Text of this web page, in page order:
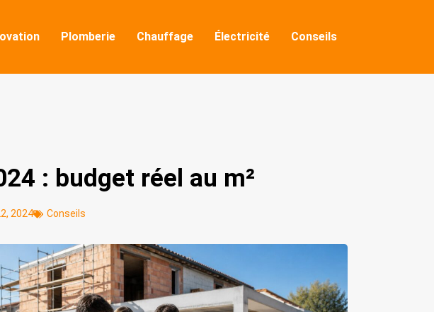
Plomberie Chauffage Électricité Conseils
: budget réel au m²
2024 Conseils